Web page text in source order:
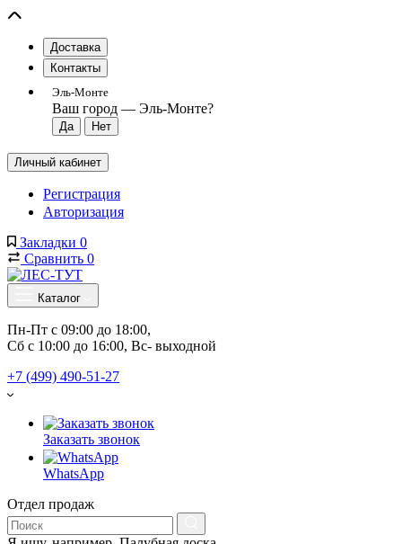
Доставка
Контакты
Эль-Монте
Ваш город — Эль-Монте?
Личный кабинет
Регистрация
Авторизация
Закладки 0
Сравнить 0
Каталог
Пн-Пт с 09:00 до 18:00,
Сб с 10:00 до 16:00, Вс- выходной
+7 (499) 490-51-27
Заказать звонок
WhatsApp
Отдел продаж